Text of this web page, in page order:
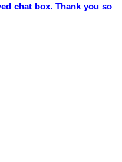
chat box. Thank you so